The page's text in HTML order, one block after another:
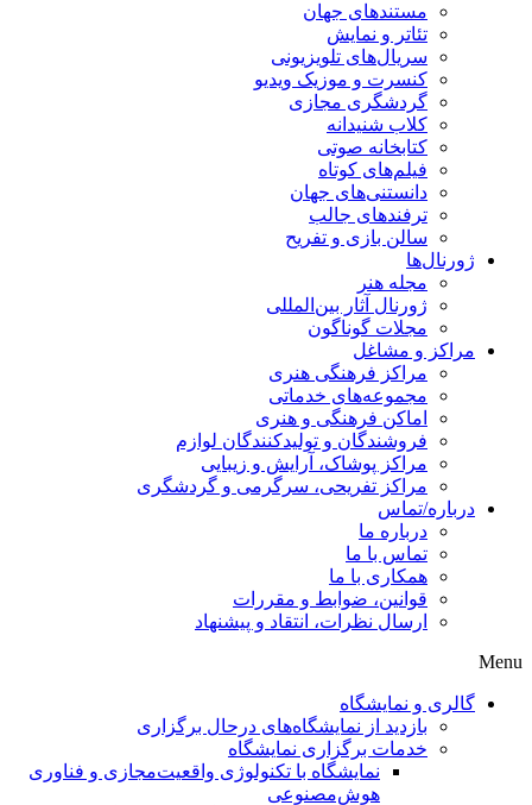
مستندهای جهان
تئاتر و نمایش
سریال‌های تلویزیونی
کنسرت و موزیک ویدیو
گردشگری مجازی
کلاب شنیدانه
کتابخانه صوتی
فیلم‌های کوتاه
دانستنی‌های جهان
ترفندهای جالب
سالن بازی و تفریح
ژورنال‌ها
مجله هنر
ژورنال آثار بین‌المللی
مجلات گوناگون
مراکز و مشاغل
مراکز فرهنگی هنری
مجموعه‌های خدماتی
اماکن فرهنگی و هنری
فروشندگان و تولیدکنندگان لوازم
مراکز پوشاک، آرایش و زیبایی
مراکز تفریحی، سرگرمی و گردشگری
درباره/تماس
درباره ما
تماس با ما
همکاری با ما
قوانین، ضوابط و مقررات
ارسال نظرات، انتقاد و پیشنهاد
Menu
گالری و نمایشگاه
بازدید از نمایشگاه‌های درحال برگزاری
خدمات برگزاری نمایشگاه
نمایشگاه با تکنولوژی واقعیت‌مجازی و فناوری
هوش‌مصنوعی